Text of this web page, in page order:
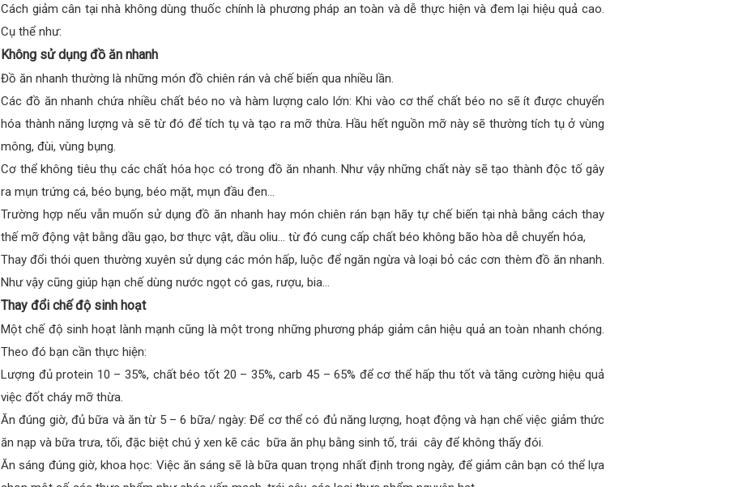
Cách giảm cân tại nhà không dùng thuốc chính là phương pháp an toàn và dễ thực hiện và đem lại hiệu quả cao.
Cụ thể như:
Không sử dụng đồ ăn nhanh
Đồ ăn nhanh thường là những món đồ chiên rán và chế biến qua nhiều lần.
Các đồ ăn nhanh chứa nhiều chất béo no và hàm lượng calo lớn: Khi vào cơ thể chất béo no sẽ ít được chuyển
hóa thành năng lượng và sẽ từ đó để tích tụ và tạo ra mỡ thừa. Hầu hết nguồn mỡ này sẽ thường tích tụ ở vùng
mông, đùi, vùng bụng.
Cơ thể không tiêu thụ các chất hóa học có trong đồ ăn nhanh. Như vậy những chất này sẽ tạo thành độc tố gây
ra mụn trứng cá, béo bụng, béo mặt, mụn đầu đen…
Trường hợp nếu vẫn muốn sử dụng đồ ăn nhanh hay món chiên rán bạn hãy tự chế biến tại nhà bằng cách thay
thế mỡ động vật bằng dầu gạo, bơ thực vật, dầu oliu… từ đó cung cấp chất béo không bão hòa dễ chuyển hóa,
Thay đổi thói quen thường xuyên sử dụng các món hấp, luộc để ngăn ngừa và loại bỏ các cơn thèm đồ ăn nhanh.
Như vậy cũng giúp hạn chế dùng nước ngọt có gas, rượu, bia…
Thay đổi chế độ sinh hoạt
Một chế độ sinh hoạt lành mạnh cũng là một trong những phương pháp giảm cân hiệu quả an toàn nhanh chóng.
Theo đó bạn cần thực hiện:
Lượng đủ protein 10 – 35%, chất béo tốt 20 – 35%, carb 45 – 65% để cơ thể hấp thu tốt và tăng cường hiệu quả
việc đốt cháy mỡ thừa.
Ăn đúng giờ, đủ bữa và ăn từ 5 – 6 bữa/ ngày: Để cơ thể có đủ năng lượng, hoạt động và hạn chế việc giảm thức
ăn nạp và bữa trưa, tối, đặc biệt chú ý xen kẽ các bữa ăn phụ bằng sinh tố, trái cây để không thấy đói.
Ăn sáng đúng giờ, khoa học: Việc ăn sáng sẽ là bữa quan trọng nhất định trong ngày, để giảm cân bạn có thể lựa